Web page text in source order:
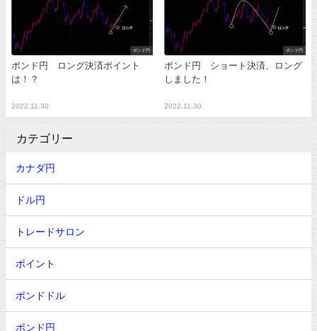
ポンド円
ポンド円 ロング決済ポイント
は！？
2022.11.30
ポンド円
ポンド円 ショート決済、ロング
しました！
2022.11.30
カテゴリー
カナダ円
ドル円
トレードサロン
ポイント
ポンドドル
ポンド円